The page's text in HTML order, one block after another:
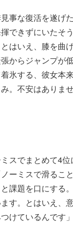
事な復活を遂げ
できずにいたそ
はいえ、膝を曲
からジャンプが
氷する、彼女本
。不安はありま
スでまとめて4
ーミスで滑るこ
課題を口にする
す。とはいえ、
けているんです